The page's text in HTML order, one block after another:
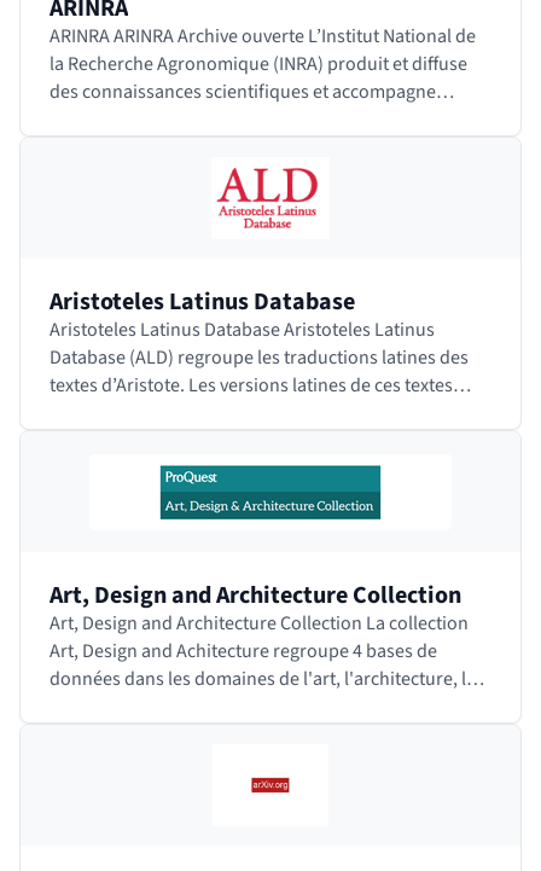
ARINRA
ARINRA ARINRA Archive ouverte L’Institut National de
la Recherche Agronomique (INRA) produit et diffuse
des connaissances scientifiques et accompagne
Aristoteles Latinus Database
Aristoteles Latinus Database Aristoteles Latinus
Database (ALD) regroupe les traductions latines des
textes d’Aristote. Les versions latines de ces textes
Art, Design and Architecture Collection
Art, Design and Architecture Collection La collection
Art, Design and Achitecture regroupe 4 bases de
données dans les domaines de l'art, l'architecture, le